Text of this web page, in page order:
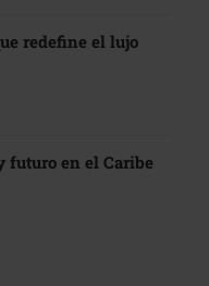
redefine el lujo
futuro en el Caribe